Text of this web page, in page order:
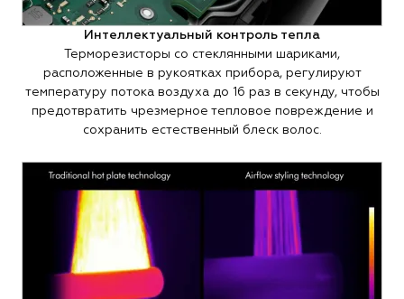
Интеллектуальный контроль тепла
Терморезисторы со стеклянными шариками,
расположенные в рукоятках прибора, регулируют
температуру потока воздуха до 16 раз в секунду, чтобы
предотвратить чрезмерное тепловое повреждение и
сохранить естественный блеск волос.